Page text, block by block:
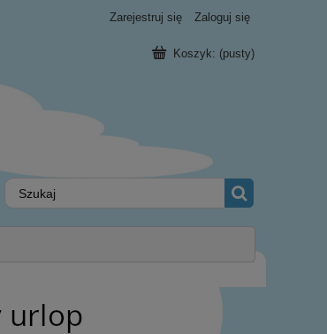
Zarejestruj się Zaloguj się
Koszyk: (pusty)